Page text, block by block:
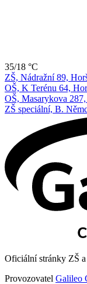
35/18 °C
ZŠ, Nádražní 89,
OŠ, K Terénu 64,
OŠ, Masarykova
ZŠ speciální, B.
Oficiální stránky ZŠ
Provozovatel Galileo